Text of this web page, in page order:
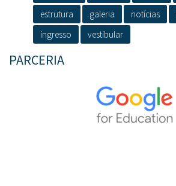
estrutura
galeria notícias
ingresso
vestibular
PARCERIA